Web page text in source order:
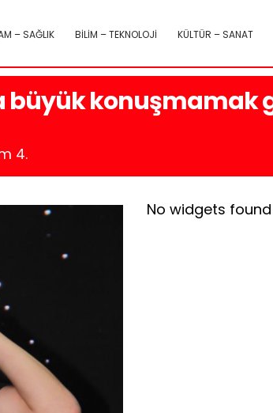
– SAĞLIK BİLİM – TEKNOLOJİ KÜLTÜR – SANAT
büyük konuşmamak
4.
No widgets found